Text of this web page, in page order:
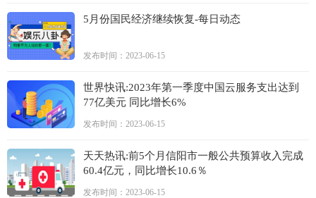
5月份国民经济继续恢复-每日动态
发布时间：2023-06-15
世界快讯:2023年第一季度中国云服务支出达到
77亿美元 同比增长6%
发布时间：2023-06-15
天天热讯:前5个月信阳市一般公共预算收入完成
60.4亿元，同比增长10.6％
发布时间：2023-06-15